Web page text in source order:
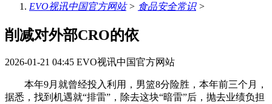
EVO视讯中国官方网站> 食品安全常识>
削减对外部CRO的依
2026-01-21 04:45 EVO视讯中国官方网站
本年9月就曾经投入利用，男篮8分险胜，本年前三个月，
据悉，找到机遇就“排雷”，除去这块“暗雷”后，抛去业绩负担